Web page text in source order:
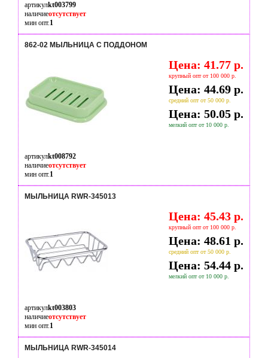
артикулkt003799
наличиеотсутствует
мин опт.1
862-02 МЫЛЬНИЦА С ПОДДОНОМ
Цена: 41.77 р.
крупный опт от 100 000 р.
Цена: 44.69 р.
средний опт от 50 000 р.
Цена: 50.05 р.
мелкий опт от 10 000 р.
артикулkt008792
наличиеотсутствует
мин опт.1
МЫЛЬНИЦА RWR-345013
Цена: 45.43 р.
крупный опт от 100 000 р.
Цена: 48.61 р.
средний опт от 50 000 р.
Цена: 54.44 р.
мелкий опт от 10 000 р.
артикулkt003803
наличиеотсутствует
мин опт.1
МЫЛЬНИЦА RWR-345014